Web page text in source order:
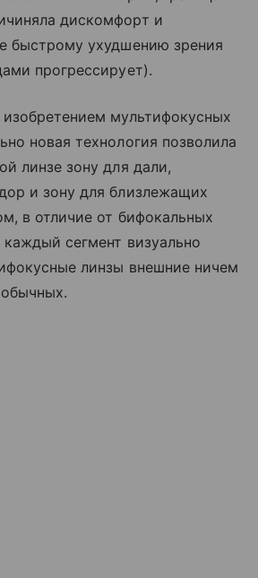
дискомфорт и
быстрому ухудшению зрения
прогрессирует).
мультифокусных
новая технология позволила
линзе зону для дали,
и зону для близлежащих
в отличие от бифокальных
каждый сегмент визуально
линзы внешние ничем